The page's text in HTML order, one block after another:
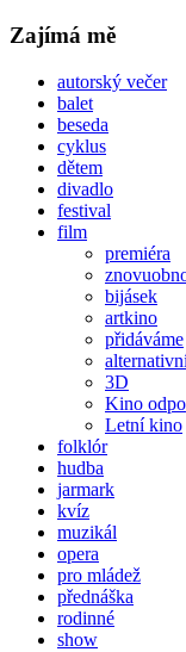
Zajímá mě
autorský večer
balet
beseda
cyklus
dětem
divadlo
festival
film
premiéra
bijásek
artkino
přidáváme
3D
Kino odpo
Letní kino
folklór
hudba
jarmark
kvíz
muzikál
opera
pro mládež
přednáška
rodinné
show